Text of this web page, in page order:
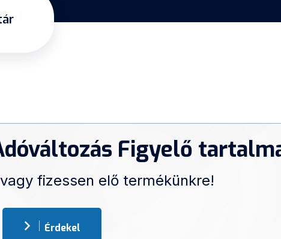
Figyelő
fizessen elő termékünkre!
Érdekel